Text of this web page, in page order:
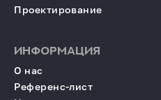
Проектирование
ИНФОРМАЦИЯ
О нас
Референс-лист